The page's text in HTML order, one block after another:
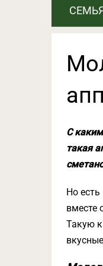
С
такая
Но
вместе
Такую